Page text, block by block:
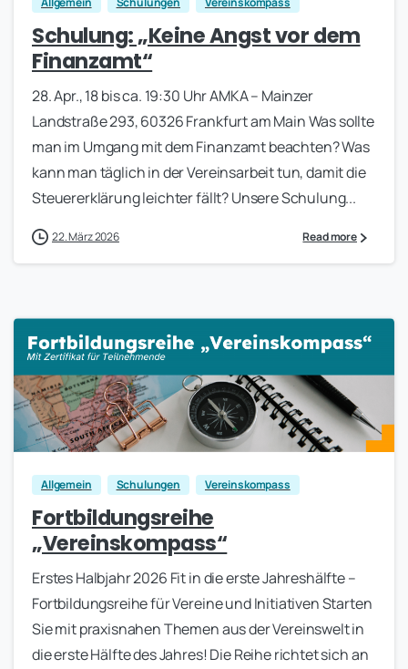
Schulung: „Keine Angst vor dem
Finanzamt“
28. Apr., 18 bis ca. 19:30 Uhr AMKA – Mainzer
Landstraße 293, 60326 Frankfurt am Main Was sollte
man im Umgang mit dem Finanzamt beachten? Was
kann man täglich in der Vereinsarbeit tun, damit die
Steuererklärung leichter fällt? Unsere Schulung...
22. März 2026 Read more
0
Allgemein Schulungen Vereinskompass
Fortbildungsreihe
„Vereinskompass“
Erstes Halbjahr 2026 Fit in die erste Jahreshälfte –
Fortbildungsreihe für Vereine und Initiativen Starten
Sie mit praxisnahen Themen aus der Vereinswelt in
die erste Hälfte des Jahres! Die Reihe richtet sich an